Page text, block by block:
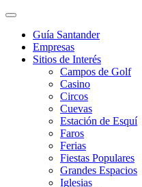
Guía Santander
Empresas
Sitios de Interés
Campos de Golf
Casino
Circos
Cuevas
Estación de Esquí
Faros
Ferias
Fiestas Populares
Grandes Espacios
Iglesias